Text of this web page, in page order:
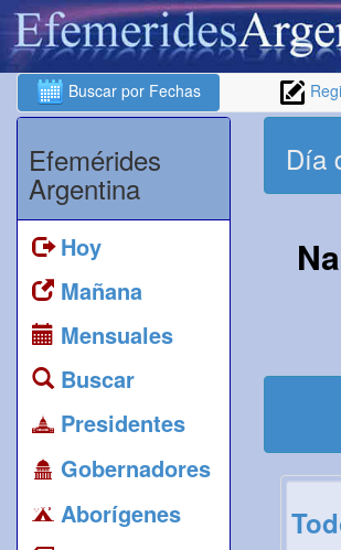
Buscar por Fechas
Efemérides
Argentina
Hoy
Mañana
Mensuales
Buscar
Presidentes
Gobernadores
Aborígenes
Día